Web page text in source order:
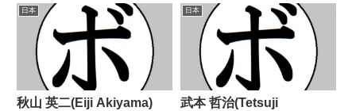
し 【戦歴】1965/12/27 ●4R判
定 (採点不明) 平田 忠三(内
野)1966/03/...
し 【戦歴】1971/08/01
○2RKO 塩沢 博(カワムラ)■1971
年度中...
日本
秋山 英二(Eiji Akiyama)
日本
武本 哲治(Tetsuji